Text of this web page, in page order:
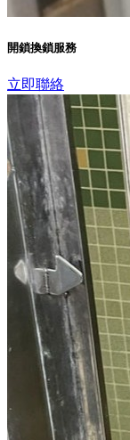
開鎖換鎖服務
立即聯絡